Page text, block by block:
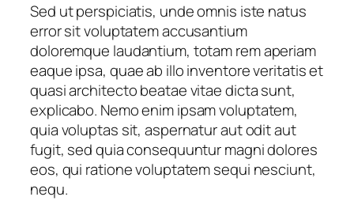
Sed ut perspiciatis, unde omnis iste natus
error sit voluptatem accusantium
doloremque laudantium, totam rem aperiam
eaque ipsa, quae ab illo inventore veritatis et
quasi architecto beatae vitae dicta sunt,
explicabo. Nemo enim ipsam voluptatem,
quia voluptas sit, aspernatur aut odit aut
fugit, sed quia consequuntur magni dolores
eos, qui ratione voluptatem sequi nesciunt,
nequ.